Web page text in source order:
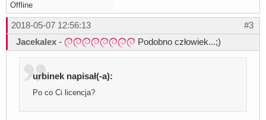
Offline
#3
2018-05-07 12:56:13
Jacekalex - Podobno człowiek...;)
urbinek napisał(-a):
Po co Ci licencja?